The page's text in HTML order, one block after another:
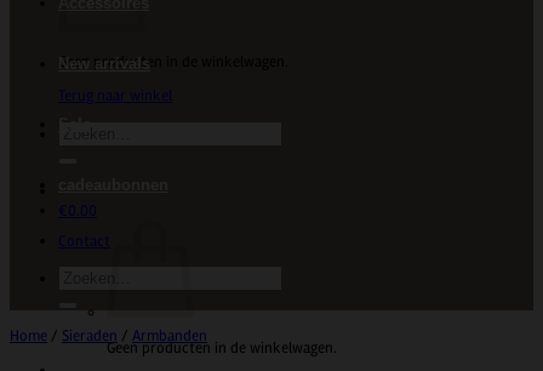
Geen producten in de winkelwagen.
Geen producten in de winkelwagen.
New arrivals
Home / Sieraden / Armbanden